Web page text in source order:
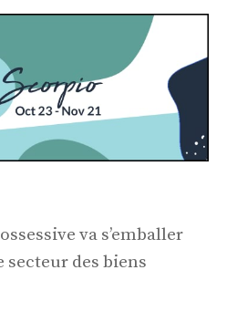
va s’emballer
secteur des biens